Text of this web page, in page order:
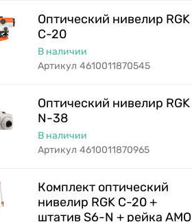
Оптический нивелир RGK
C-20
В наличии
Артикул 4610011870545
Оптический нивелир RGK
N-38
В наличии
Артикул 4610011870965
Комплект оптический
нивелир RGK C-20 +
штатив S6-N + рейка AMO